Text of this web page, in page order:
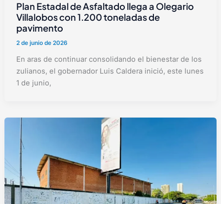
Plan Estadal de Asfaltado llega a Olegario
Villalobos con 1.200 toneladas de
pavimento
2 de junio de 2026
En aras de continuar consolidando el bienestar de los
zulianos, el gobernador Luis Caldera inició, este lunes
1 de junio,